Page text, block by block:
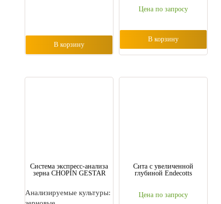
В корзину
Цена по запросу
В корзину
Cистема экспресс-анализа
зерна CHOPIN GESTAR
Анализируемые культуры:
Cита с увеличенной
глубиной Endecotts
Цена по запросу